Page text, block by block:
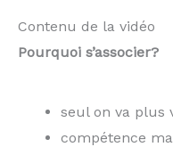
Contenu de la vidéo
Pourquoi s’associer?
seul on va plus
compétence